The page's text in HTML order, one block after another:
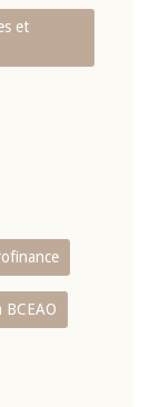
et
BCEAO